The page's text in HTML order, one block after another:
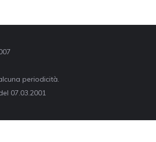
periodicità.
07.03.2001